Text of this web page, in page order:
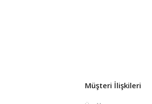
Müşteri İlişkileri